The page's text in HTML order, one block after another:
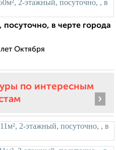
в черте города
Октября
по интересным
›